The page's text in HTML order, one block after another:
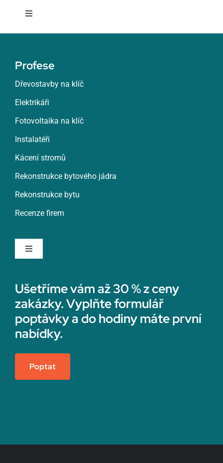
Toggle
Žďár nad Sázavou
Zlín
Znojmo
Roztoky
Rychnov nad Kněžnou
Rýmařov
Sedlčany
Semily
Profese
Dřevostavby na klíč
Elektrikáři
Fotovoltaika na klíč
Instalatéři
Kácení stromů
Rekonstrukce bytového jádra
Rekonstrukce bytu
Recenze firem
Toggle
Sádrokartonáři
Topenáři
Vedení účetnictví
Ušetříme vám až 30 % z ceny
zakázky. Vyplňte formulář
poptávky a do hodiny máte první
nabídky.
Poptat